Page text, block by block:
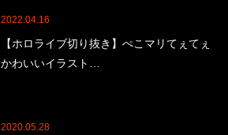
2022.04.16
【ホロライブ切り抜き】ぺこマリてぇてぇ
かわいいイラスト…
2020.05.28